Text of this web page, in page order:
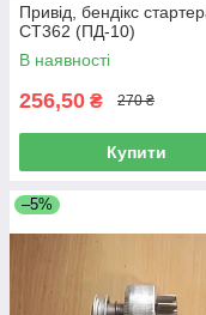
Привід, бендікс
СТ362 (ПД-10)
В наявності
256,50 ₴ 270 ₴
Купити
–5%